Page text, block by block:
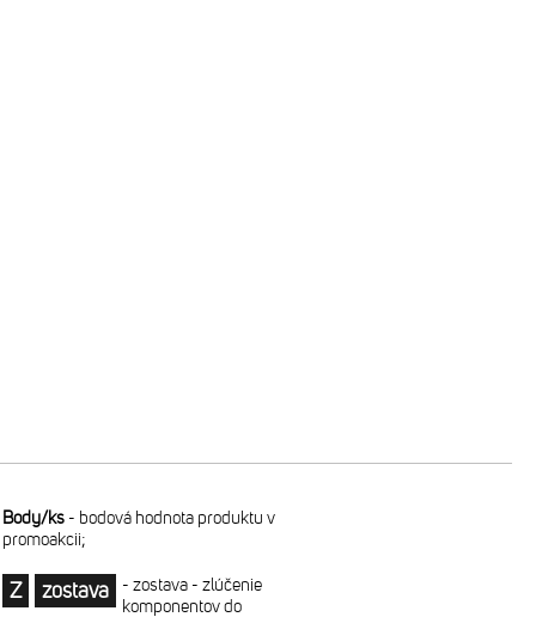
Body/ks - bodová hodnota produktu v
promoakcii;
Z zostava -zostava - zlúčenie
komponentov do